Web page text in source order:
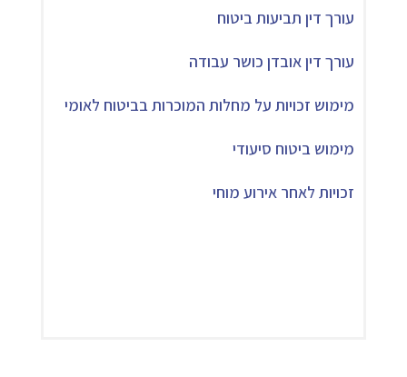
עורך דין תביעות ביטוח
עורך דין אובדן כושר עבודה
מימוש זכויות על מחלות המוכרות בביטוח לאומי
מימוש ביטוח סיעודי
זכויות לאחר אירוע מוחי